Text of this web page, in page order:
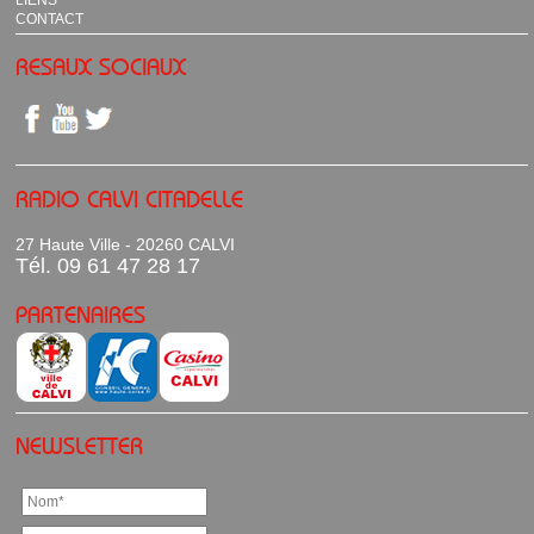
CONTACT
RESAUX SOCIAUX
RADIO CALVI CITADELLE
27 Haute Ville - 20260 CALVI
Tél. 09 61 47 28 17
PARTENAIRES
NEWSLETTER